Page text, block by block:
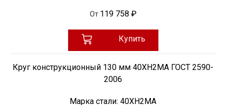
От 119 758 ₽
Купить
Круг конструкционный 130 мм 40ХН2МА ГОСТ 2590-
2006
Марка стали: 40ХН2МА